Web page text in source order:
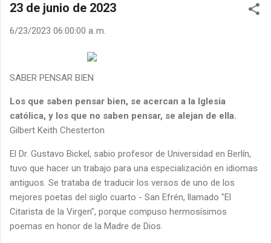
23 de junio de 2023
6/23/2023 06:00:00 a. m.
SABER PENSAR BIEN
Los que saben pensar bien, se acercan a la Iglesia
católica, y los que no saben pensar, se alejan de ella.
Gilbert Keith Chesterton
El Dr. Gustavo Bickel, sabio profesor de Universidad en Berlín,
tuvo que hacer un trabajo para una especialización en idiomas
antiguos. Se trataba de traducir los versos de uno de los
mejores poetas del siglo cuarto - San Efrén, llamado "El
Citarista de la Virgen", porque compuso hermosísimos
poemas en honor de la Madre de Dios.